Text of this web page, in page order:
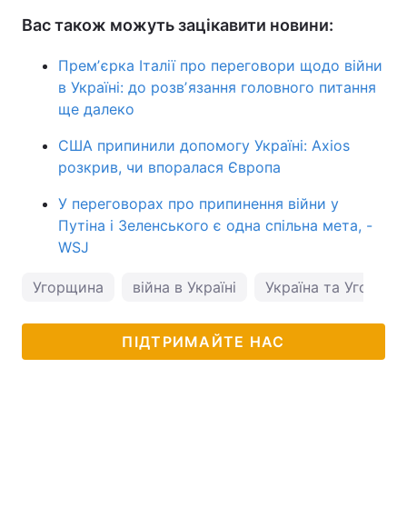
Вас також можуть зацікавити новини:
Премʼєрка Італії про переговори щодо війни
в Україні: до розвʼязання головного питання
ще далеко
США припинили допомогу Україні: Axios
розкрив, чи впоралася Європа
У переговорах про припинення війни у
Путіна і Зеленського є одна спільна мета, -
WSJ
Угорщина війна в Україні Україна та
ПІДТРИМАЙТЕ НАС